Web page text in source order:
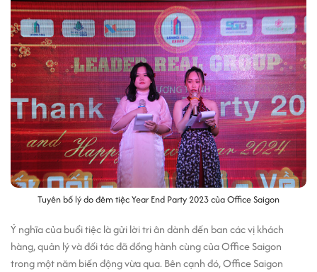
Tuyên bố lý do đêm tiệc Year End Party 2023 của Office Saigon
Ý nghĩa của buổi tiệc là gửi lời tri ân dành đến ban các vị khách
hàng, quản lý và đối tác đã đồng hành cùng của Office Saigon
trong một năm biến động vừa qua. Bên cạnh đó, Office Saigon